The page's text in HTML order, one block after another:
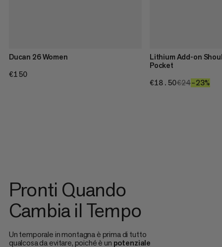
Ducan 26 Women
€150
Lithium Add-on
Pocket
€18.50€18.50
€24€24
–23%
Pronti Quando
Cambia il Tempo
Un temporale in montagna è prima di tutto
qualcosa da evitare, poiché è un potenziale